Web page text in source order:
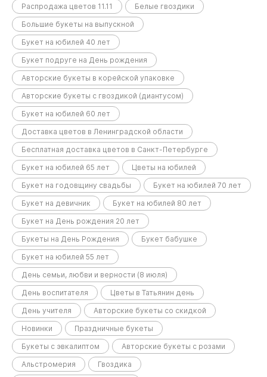
Распродажа цветов 11.11
Белые гвоздики
Большие букеты на выпускной
Букет на юбилей 40 лет
Букет подруге на День рождения
Авторские букеты в корейской упаковке
Авторские букеты с гвоздикой (диантусом)
Букет на юбилей 60 лет
Доставка цветов в Ленинградской области
Бесплатная доставка цветов в Санкт-Петербурге
Букет на юбилей 65 лет
Цветы на юбилей
Букет на годовщину свадьбы
Букет на юбилей 70 лет
Букет на девичник
Букет на юбилей 80 лет
Букет на День рождения 20 лет
Букеты на День Рождения
Букет бабушке
Букет на юбилей 55 лет
День семьи, любви и верности (8 июля)
День воспитателя
Цветы в Татьянин день
День учителя
Авторские букеты со скидкой
Новинки
Праздничные букеты
Букеты с эвкалиптом
Авторские букеты с розами
Альстромерия
Гвоздика